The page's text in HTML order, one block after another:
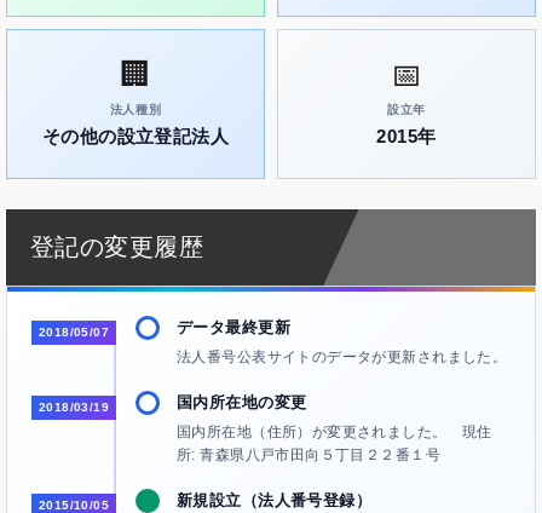
🏢
法人種別
その他の設立登記法人
📅
設立年
2015年
登記の変更履歴
2018/05/07 データ最終更新
法人番号公表サイトのデータが更新されました。
2018/03/19 国内所在地の変更
国内所在地（住所）が変更されました。 現住
所: 青森県八戸市田向５丁目２２番１号
2015/10/05 新規設立（法人番号登録）